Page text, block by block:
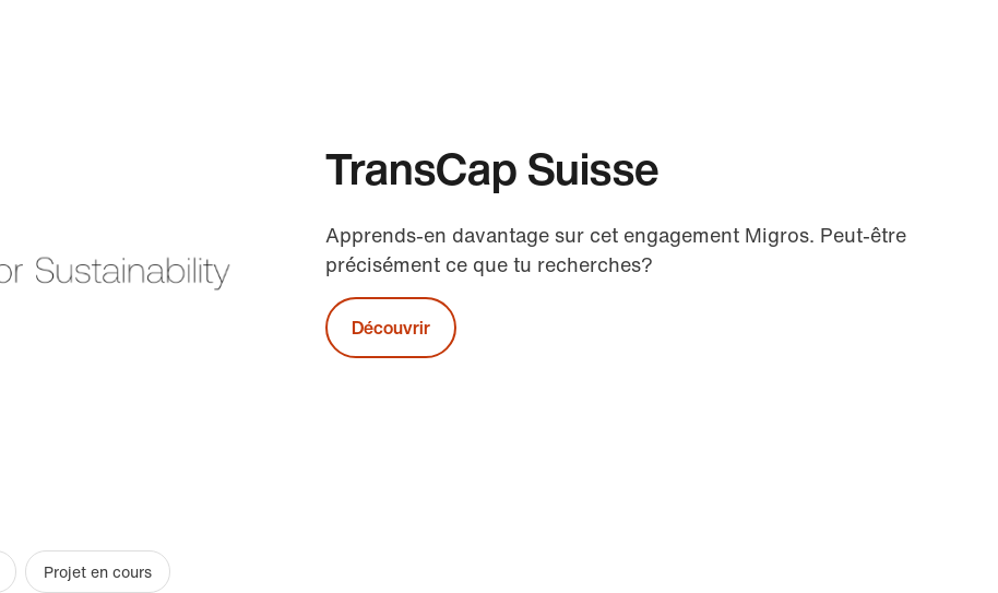
TransCap Suisse
Apprends-en davantage sur cet engagement Migros. Peut-être
précisément ce que tu recherches?
Découvrir
Projet en cours